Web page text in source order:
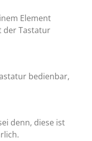
Element
der Tastatur
bedienbar,
denn, diese ist